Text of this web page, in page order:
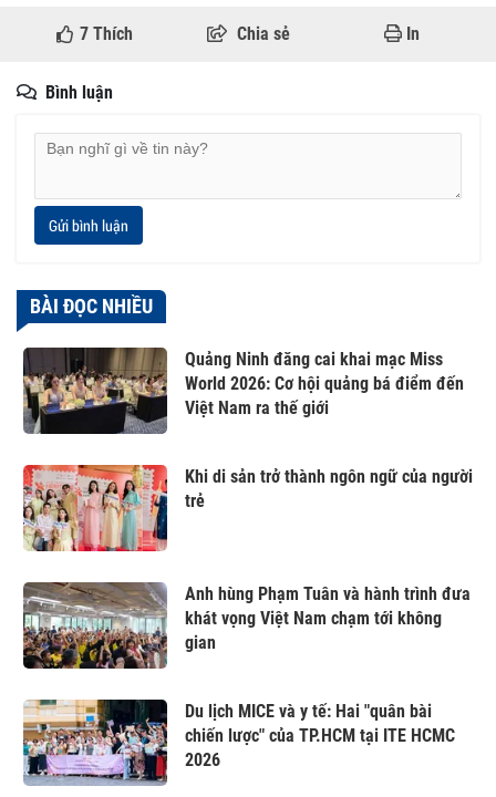
7Thích Chia sẻ In
Bình luận
Gửi bình luận
BÀI ĐỌC NHIỀU
Quảng Ninh đăng cai khai mạc Miss
World 2026: Cơ hội quảng bá điểm đến
Việt Nam ra thế giới
Khi di sản trở thành ngôn ngữ của người
trẻ
Anh hùng Phạm Tuân và hành trình đưa
khát vọng Việt Nam chạm tới không
gian
Du lịch MICE và y tế: Hai "quân bài
chiến lược" của TP.HCM tại ITE HCMC
2026